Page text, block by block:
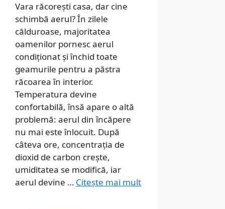
Vara răcorești casa, dar cine
schimbă aerul? În zilele
călduroase, majoritatea
oamenilor pornesc aerul
condiționat și închid toate
geamurile pentru a păstra
răcoarea în interior.
Temperatura devine
confortabilă, însă apare o altă
problemă: aerul din încăpere
nu mai este înlocuit. După
câteva ore, concentrația de
dioxid de carbon crește,
umiditatea se modifică, iar
aerul devine … Citește mai mult